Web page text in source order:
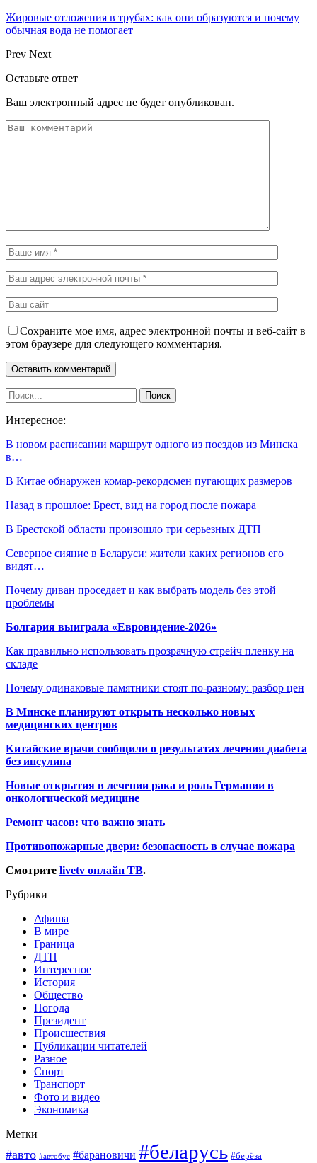
Жировые отложения в трубах: как они образуются и почему
обычная вода не помогает
Prev Next
Оставьте ответ
Ваш электронный адрес не будет опубликован.
Сохраните мое имя, адрес электронной почты и веб-сайт в
этом браузере для следующего комментария.
Интересное:
В новом расписании маршрут одного из поездов из Минска
в…
В Китае обнаружен комар-рекордсмен пугающих размеров
Назад в прошлое: Брест, вид на город после пожара
В Брестской области произошло три серьезных ДТП
Северное сияние в Беларуси: жители каких регионов его
видят…
Почему диван проседает и как выбрать модель без этой
проблемы
Болгария выиграла «Евровидение-2026»
Как правильно использовать прозрачную стрейч пленку на
складе
Почему одинаковые памятники стоят по-разному: разбор цен
В Минске планируют открыть несколько новых
медицинских центров
Китайские врачи сообщили о результатах лечения диабета
без инсулина
Новые открытия в лечении рака и роль Германии в
онкологической медицине
Ремонт часов: что важно знать
Противопожарные двери: безопасность в случае пожара
Смотрите livetv онлайн ТВ.
Рубрики
Афиша
В мире
Граница
ДТП
Интересное
История
Общество
Погода
Президент
Происшествия
Публикации читателей
Разное
Спорт
Транспорт
Фото и видео
Экономика
Метки
#авто #автобус #барановичи #беларусь #берёза